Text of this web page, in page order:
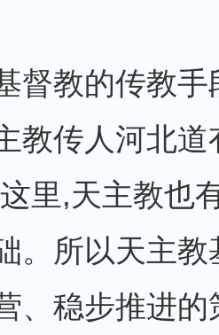
督教的传教手
教传人河北道
里,天主教也
。所以天主教
、稳步推进的